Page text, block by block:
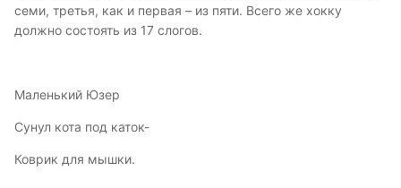
семи, третья, как и первая – из пяти. Всего же хокку
должно состоять из 17 слогов.
Маленький Юзер
Сунул кота под каток-
Коврик для мышки.